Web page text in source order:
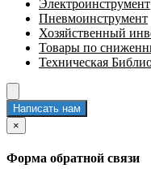
Электроинструмент
Пневмоинструмент
Хозяйственный
Товары по
Техническая
Написать нам
×
Форма обратной связи